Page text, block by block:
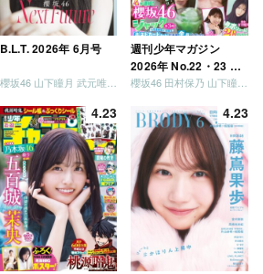
B.L.T. 2026年 6月号
櫻坂46 山下瞳月 武元唯衣 / 乃木坂46 海邉朱莉
週刊少年マガジン
2026年 No.22・23 合
併号
4.23 4.23